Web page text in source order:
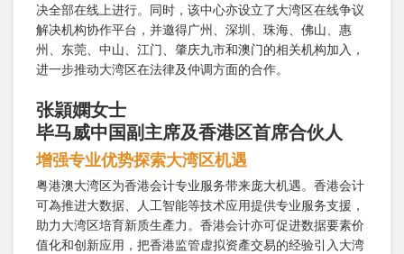
决全部在线上进行。同时，该中心亦设立了大湾区在线争议
解决机构协作平台，并邀得广州、深圳、珠海、佛山、惠
州、东莞、中山、江门、肇庆九市和澳门的相关机构加入，
进一步推动大湾区在法律及仲调方面的合作。
张頴嫻女士
毕马威中国副主席及香港区首席合伙人
增强专业优势探索大湾区机遇
粤港澳大湾区为香港会计专业服务带来庞大机遇。香港会计
可為推进大数据、人工智能等技术应用提供专业服务支援，
助力大湾区培育新质生產力。香港会计亦可促进数据要素价
值化和创新应用，把香港监管虚拟资產交易的经验引入大湾